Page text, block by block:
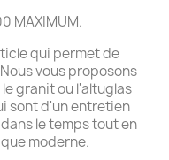
MAXIMUM.
qui permet de
vous proposons
granit ou l'altuglas
sont d'un entretien
le temps tout en
moderne.